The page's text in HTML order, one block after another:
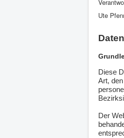
Ute
Diese
Art,
Der